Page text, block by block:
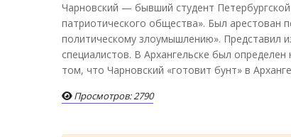
Чарновский — бывший студент
патриотического общества». Был арестован
политическому злоумышлению». Представил
специалистов. В Архангельске был
том, что Чарновский «готовит бунт» в
Просмотров: 2790